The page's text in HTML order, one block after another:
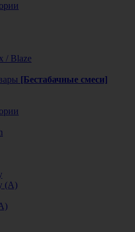
/ Blaze
[Бестабачные смеси]
(А)